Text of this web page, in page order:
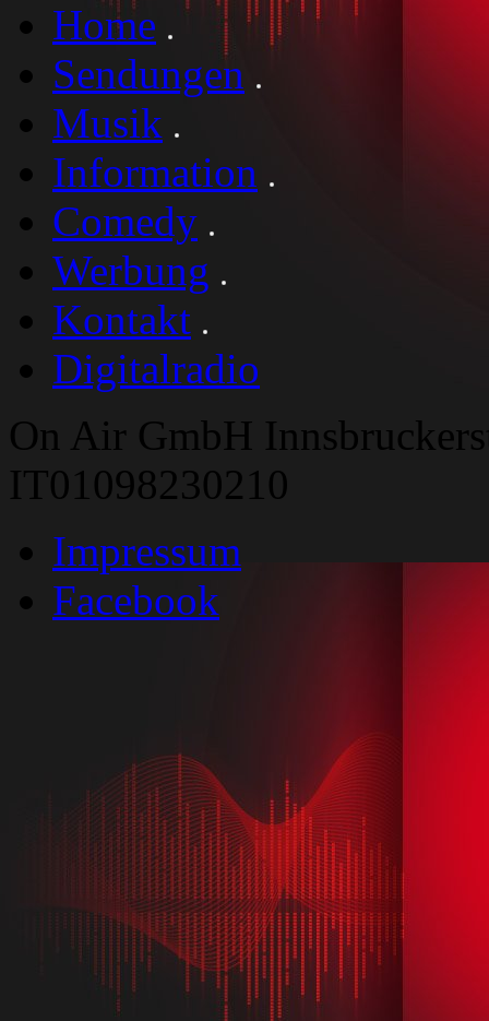
Home
Sendungen
Musik
Information
Comedy
Werbung
Kontakt
Digitalradio
On Air GmbH
IT01098230210
Impressum
Facebook